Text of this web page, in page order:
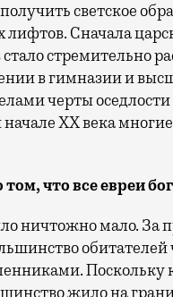
светское
Сначала
стремительно
в гимназии и
черты
XX века
что все евреи
ничтожно мало. За
Поскольку
жило на